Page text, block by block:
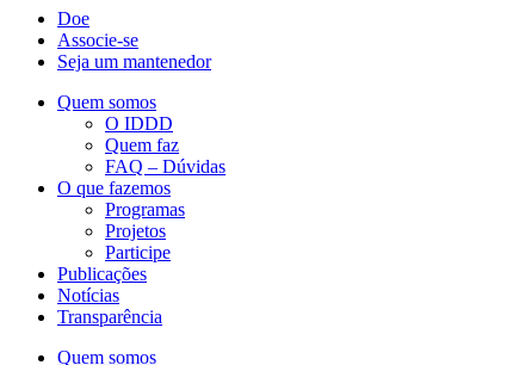
Doe
Associe-se
Seja um mantenedor
Quem somos
O IDDD
Quem faz
FAQ – Dúvidas
O que fazemos
Programas
Projetos
Participe
Publicações
Notícias
Transparência
Quem somos